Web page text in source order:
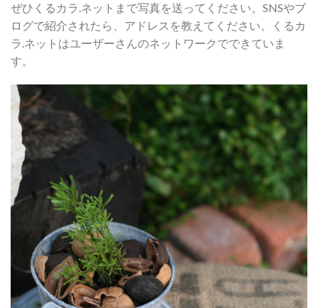
ぜひくるカラ.ネットまで写真を送ってください。SNSやブ
ログで紹介されたら、アドレスを教えてください。くるカ
ラ.ネットはユーザーさんのネットワークでできていま
す。